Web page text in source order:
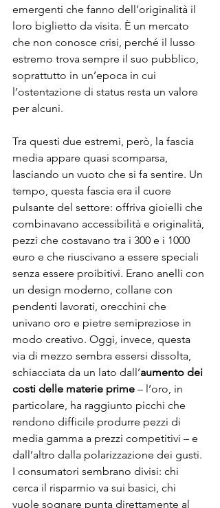
emergenti che fanno dell’originalità il
loro biglietto da visita. È un mercato
che non conosce crisi, perché il lusso
estremo trova sempre il suo pubblico,
soprattutto in un’epoca in cui
l’ostentazione di status resta un valore
per alcuni.
Tra questi due estremi, però, la fascia
media appare quasi scomparsa,
lasciando un vuoto che si fa sentire. Un
tempo, questa fascia era il cuore
pulsante del settore: offriva gioielli che
combinavano accessibilità e originalità,
pezzi che costavano tra i 300 e i 1000
euro e che riuscivano a essere speciali
senza essere proibitivi. Erano anelli con
un design moderno, collane con
pendenti lavorati, orecchini che
univano oro e pietre semipreziose in
modo creativo. Oggi, invece, questa
via di mezzo sembra essersi dissolta,
schiacciata da un lato dall’aumento dei
costi delle materie prime – l’oro, in
particolare, ha raggiunto picchi che
rendono difficile produrre pezzi di
media gamma a prezzi competitivi – e
dall’altro dalla polarizzazione dei gusti.
I consumatori sembrano divisi: chi
cerca il risparmio va sui basici, chi
vuole sognare punta direttamente al